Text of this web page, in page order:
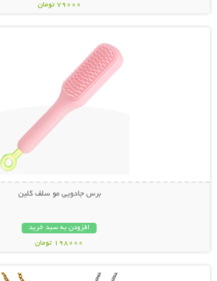
79000 تومان
نمایش توضیحات بیشتر
برس جادویی مو سلف کلین
افزودن به سبد خرید
198000 تومان
نمایش توضیحات بیشتر